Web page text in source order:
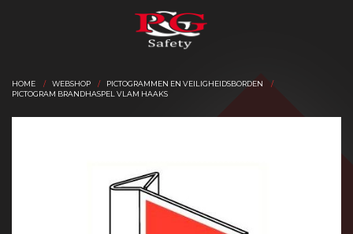
HOME WEBSHOP
PICTOGRAMMEN EN VEILIGHEIDSBORDEN
PICTOGRAM BRANDHASPEL VLAM HAAKS